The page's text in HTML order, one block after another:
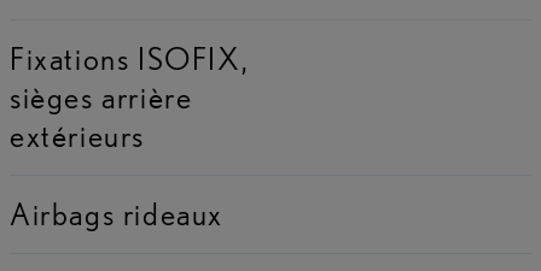
Fixations ISOFIX,
sièges arrière
extérieurs
Airbags rideaux